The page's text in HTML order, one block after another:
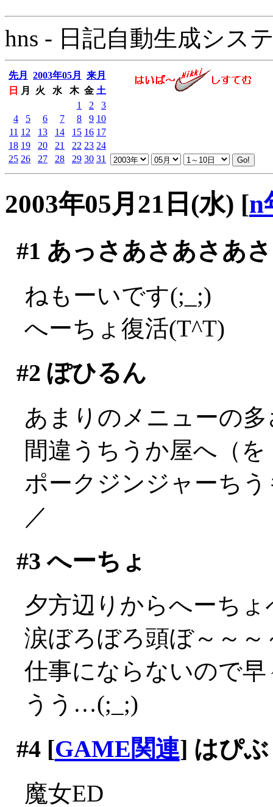
hns - 日記自動生成シス
先月 2003年05月
来月
日
月 火 水 木 金 土
1
2
3
4
5 6 7 8 9 10
11 12 13 14 15 16 17
18 19 20 21 22 23 24
25 26 27 28 29 30 31
2003年05月21日(水) [n
#1 あっさあさあさあ
ねもーいです(;_;)
へーちょ復活(T^T)
#2 ぽひるん
あまりのメニューの
間違うちうか屋へ（を
ポークジンジャーち
／
#3 へーちょ
夕方辺りからへーち
涙ぼろぼろ頭ぼ～～～
仕事にならないので
うう…(;_;)
#4[GAME関連] はぴ
魔女ED